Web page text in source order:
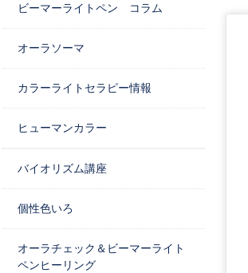
ビーマーライトペン コラム
オーラソーマ
カラーライトセラピー情報
ヒューマンカラー
バイオリズム講座
個性色いろ
オーラチェック＆ビーマーライト
ペンヒーリング